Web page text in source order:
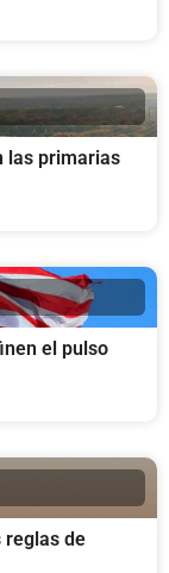
las primarias
el pulso
reglas de